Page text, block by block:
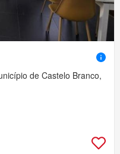
de Castelo Branco,